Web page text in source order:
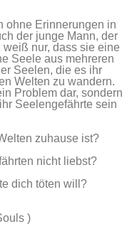
ohne Erinnerungen in
der junge Mann, der
nur, dass sie eine
Seele aus mehreren
Seelen, die es ihr
Welten zu wandern.
Problem dar, sondern
Seelengefährte sein
zuhause ist?
nicht liebst?
dich töten will?
)